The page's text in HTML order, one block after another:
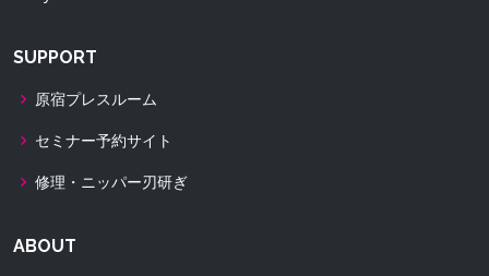
SUPPORT
原宿プレスルーム
セミナー予約サイト
修理・ニッパー刃研ぎ
ABOUT